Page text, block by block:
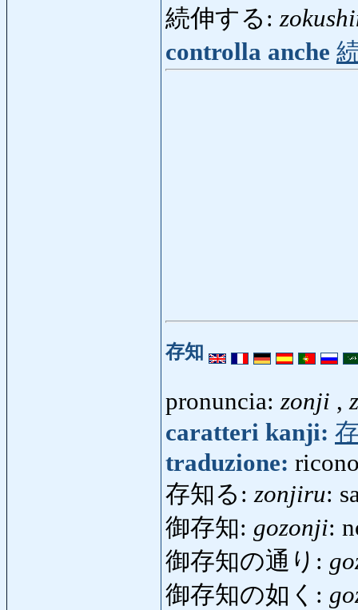
続伸する:
controlla anche
存知
pronuncia:zonji ,
caratteri kanji:
traduzione:
存知る:zonjiru:
御存知: gozonji:
御存知の通り:
御存知の如く: